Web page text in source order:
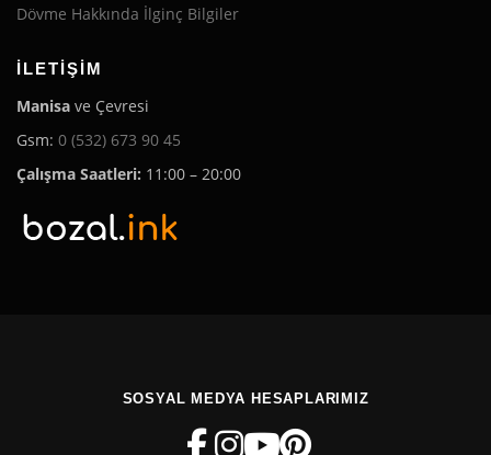
Dövme Hakkında İlginç Bilgiler
İLETIŞIM
Manisa ve Çevresi
Gsm: 0 (532) 673 90 45
Çalışma Saatleri: 11:00 – 20:00
SOSYAL MEDYA HESAPLARIMIZ